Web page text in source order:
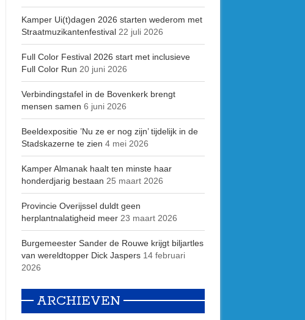
Kamper Ui(t)dagen 2026 starten wederom met
Straatmuzikantenfestival 22 juli 2026
Full Color Festival 2026 start met inclusieve
Full Color Run 20 juni 2026
Verbindingstafel in de Bovenkerk brengt
mensen samen 6 juni 2026
Beeldexpositie ’Nu ze er nog zijn’ tijdelijk in de
Stadskazerne te zien 4 mei 2026
Kamper Almanak haalt ten minste haar
honderdjarig bestaan 25 maart 2026
Provincie Overijssel duldt geen
herplantnalatigheid meer 23 maart 2026
Burgemeester Sander de Rouwe krijgt biljartles
van wereldtopper Dick Jaspers 14 februari
2026
ARCHIEVEN